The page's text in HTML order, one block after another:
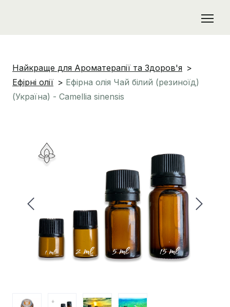
Найкраще для Ароматерапії та Здоров'я
Ефірні олії
Ефірна олія Чай білий (резиноїд)
(Україна) - Camellia sinensis